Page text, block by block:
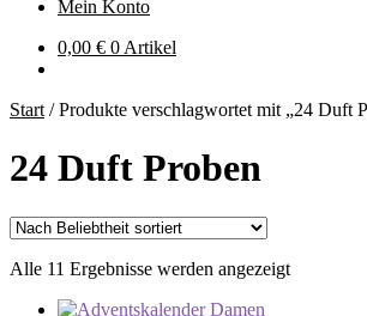
Mein Konto
0,00 € 0 Artikel
Start /Produkte verschlagwortet mit „24 Duft
24 Duft Proben
Alle 11 Ergebnisse werden angezeigtNach